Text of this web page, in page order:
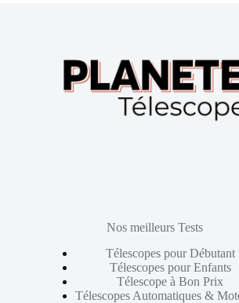
Nos meilleurs Tests
Télescopes pour Débutant
Télescopes pour Enfants
Télescope à Bon Prix
Télescopes Automatiques &